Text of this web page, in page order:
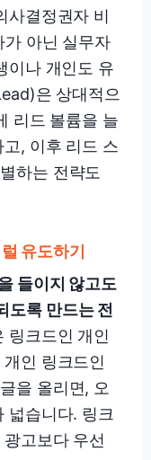
사결정권자 비
가 아닌 실무자
이나 개인도 유
은 상대적으
리드 볼륨을 늘
, 이후 리드 스
하는 전략도
유도하기
들이지 않고도
도록 만드는 전
링크드인 개인
인 링크드인
을 올리면, 오
넓습니다. 링크
고보다 우선